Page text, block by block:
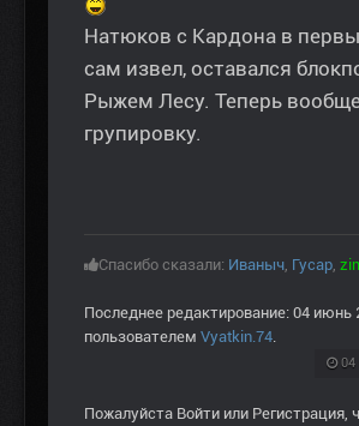
Натюков с Кардона в
сам извел, оставался
Рыжем Лесу. Теперь
групировку.
Спасибо сказали: Иваныч, Гусар,
Последнее редактирование: 04 июнь
пользователем Vyatkin.74.
04
Пожалуйста Войти или Регистрация,